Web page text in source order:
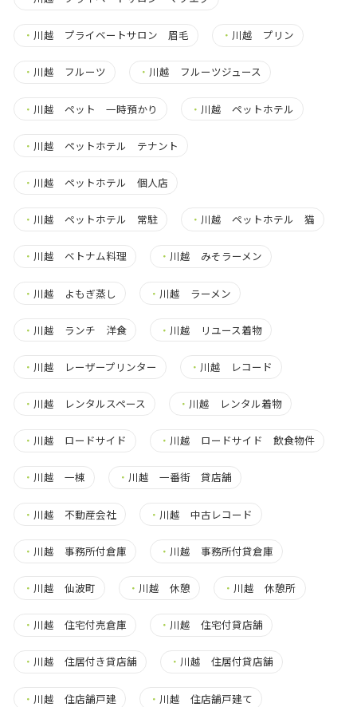
・ 川越 プライベートサロン 眉毛 ・ 川越 プリン
・ 川越 フルーツ ・ 川越 フルーツジュース
・ 川越 ペット 一時預かり ・ 川越 ペットホテル
・ 川越 ペットホテル テナント
・ 川越 ペットホテル 個人店
・ 川越 ペットホテル 常駐 ・ 川越 ペットホテル 猫
・ 川越 ベトナム料理 ・ 川越 みそラーメン
・ 川越 よもぎ蒸し ・ 川越 ラーメン
・ 川越 ランチ 洋食 ・ 川越 リユース着物
・ 川越 レーザープリンター ・ 川越 レコード
・ 川越 レンタルスペース ・ 川越 レンタル着物
・ 川越 ロードサイド ・ 川越 ロードサイド 飲食物件
・ 川越 一棟 ・ 川越 一番街 貸店舗
・ 川越 不動産会社 ・ 川越 中古レコード
・ 川越 事務所付倉庫 ・ 川越 事務所付貸倉庫
・ 川越 仙波町 ・ 川越 休憩 ・ 川越 休憩所
・ 川越 住宅付売倉庫 ・ 川越 住宅付貸店舗
・ 川越 住居付き貸店舗 ・ 川越 住居付貸店舗
・ 川越 住店舗戸建 ・ 川越 住店舗戸建て